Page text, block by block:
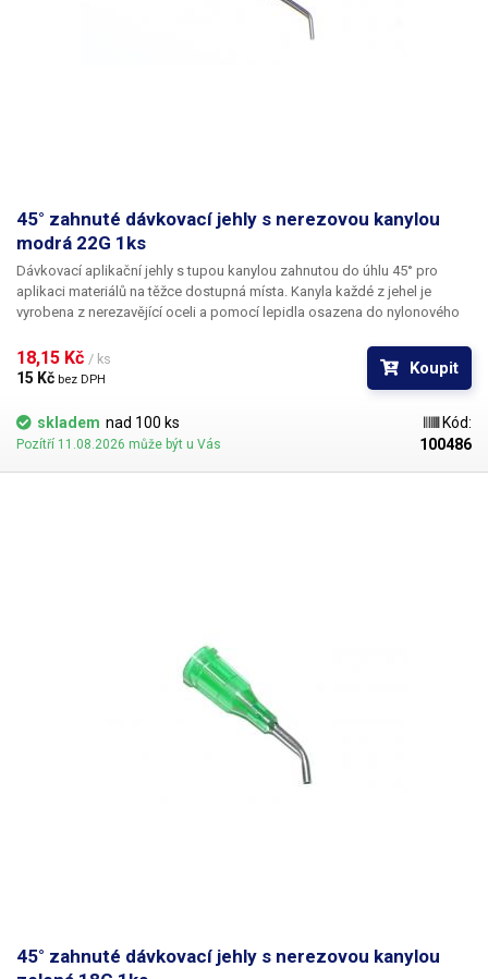
45° zahnuté dávkovací jehly s nerezovou kanylou
modrá 22G 1ks
Dávkovací aplikační jehly s tupou kanylou zahnutou do úhlu 45° pro
aplikaci materiálů na těžce dostupná místa. Kanyla každé z jehel je
vyrobena z nerezavějící oceli a pomocí lepidla osazena do nylonového
vybavena zámkovým systémem se závitem ke spolehlivému a rychlému
uchycení k dávkovacímu zásobníku, stříkačce nebo ručnímu dávkovači.
18,15 Kč / ks
15 Kč bez DPH
Koupit
skladem nad 100 ks
Pozítří 11.08.2026 může být u Vás
Kód:
100486
45° zahnuté dávkovací jehly s nerezovou kanylou